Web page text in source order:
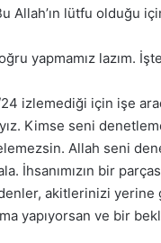
Allah’ın lütfu olduğu
yapmamız lazım.
izlemediği için işe
Kimse seni
Allah seni
İhsanımızın bir
akitlerinizi yerine
yapıyorsan ve bir